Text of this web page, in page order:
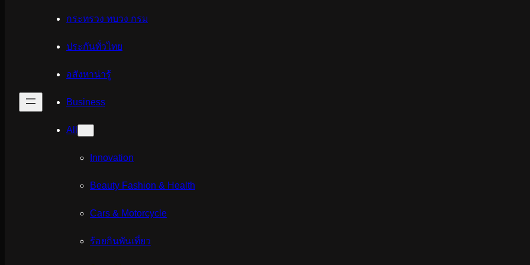
กระทรวง ทบวง กรม
ประกันทั่วไทย
อสังหาน่ารู้
Business
All
Innovation
Beauty Fashion & Health
Cars & Motorcycle
ร้อยกินพันเที่ยว